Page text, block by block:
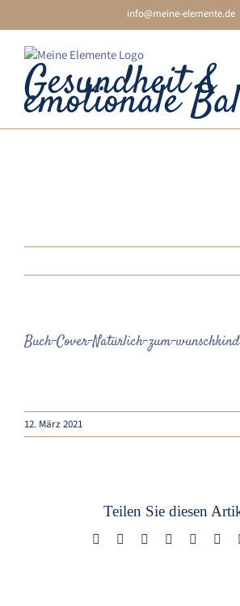
to
content
info@meine-elemente.de
Gesundheit &
emotionale
Buch-Cover-Natürlich-zum-wunschkind
12. März 2021
Teilen Sie diesen
Facebook Reddit LinkedIn
Tumblr